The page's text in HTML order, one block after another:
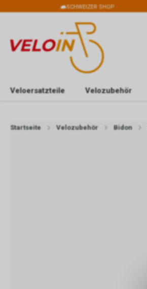
SCHWEIZER SHOP
Veloersatzteile Velozubehör
Startseite Velozubehör Bidon